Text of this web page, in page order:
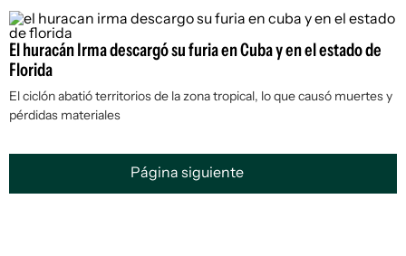
El huracán Irma descargó su furia en Cuba y en el estado de
Florida
El ciclón abatió territorios de la zona tropical, lo que causó muertes y
pérdidas materiales
Página siguiente